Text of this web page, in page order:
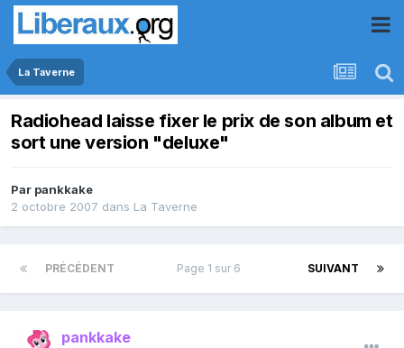
La Taverne
Radiohead laisse fixer le prix de son album et
sort une version "deluxe"
Par pankkake
2 octobre 2007 dans La Taverne
PRÉCÉDENT SUIVANT
Page 1 sur 6
pankkake